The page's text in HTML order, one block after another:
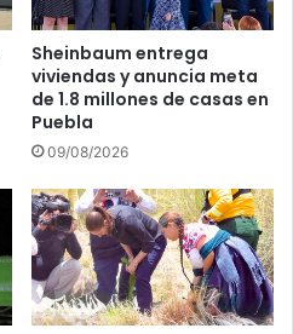
Sheinbaum entrega
viviendas y anuncia meta
de 1.8 millones de casas en
Puebla
09/08/2026